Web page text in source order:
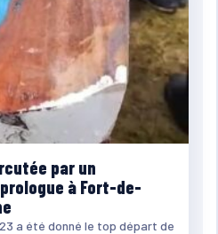
par un
à Fort-de-
a été donné le top départ de